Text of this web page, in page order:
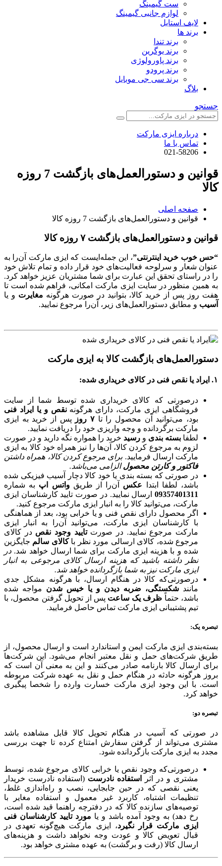
ست گیمینگ
لوازم جانبی گیمینگ
لایف استایل
برند ها
برند تندا
برند یوگرین
برند پاورولوژی
برند پرودو
برند سی جی موبایل
بلاگ
جستجو
درباره ایزی مارکت
تماس با ما
021-58206
قوانین و دستورالعمل‌های بازگشت 7 روزه
کالا
صفحه اصلی
قوانین و دستورالعمل‌های بازگشت 7 روزه کالا
قوانین و دستورالعمل‌های بازگشت ۷ روزه کالا
“حس خوب خرید اینترنتی”، این جمله‌ایست که ایزی مارکت آن‌را به
عنوان شعار و سرلوحه فعالیت‌های خود قرار داده‌ و تمام تلاش خود
را در راستای تحقق این عبارت برای شما مشتریان عزیز خواهد کرد.
به همین منظور در سایت ایزی مارکت امکانی، فراهم شده است تا
هفت روز پس از خرید کالا، بتوانید در صورت هرگونه مغایرت و یا
آسیب و مطابق دستورالعمل‌های زیر، آن‌را مرجوع نمایید.
دستورالعمل‌های بازگشت کالا به ایزی مارکت
۱. ایراد یا نقص فنی در کالای خریداری شده:
درصورتی که کالای خریداری شده توسط شما از سایت
فروشگاهی ایزی مارکت، دارای هرگونه نقص و یا ایراد فنی
بود، می‌توانید آن محصول را تا ۷ روز
پس از خرید به ایزی
مارکت برگردانده و وجه واریزی خود را دریافت نمایید.
لطفا بسته بندی و رسید خرید را همواره نگه دارید و در صورت
لزوم به مرجوع کردن کالا، آن‌ها را نیز همراه خود کالا به ایزی
مارکت ارسال فرمایید.برای مرجوع کردن کالا، همراه داشتن
فاکتور و کارتن محصولالزامی می‌باشد.
در صورتی که بسته بندی یا خود کالا دچار آسیب فیزیکی شده
باشد، لطفا ابتدا عکس آن‌را از طریقواتس اپ به شماره
09357401311 ارسال نمایید. در صورت تایید کارشناسان ایزی
مارکت، می‌توانید کالا را به انبار ایزی مارکت مرجوع کنید.
اگر محصول دارای نقص فنی و یا خرابی بود، بعد از هماهنگی
با کارشناسان ایزی مارکت، می‌توانید آن‌را به انبار ایزی
مارکت مرجوع نمایید. در صورتتایید وجود نقص در کالای
مرجوع شده، کالای ارسالی مورد نظر باکالای سالم جایگزین
شده و با هزینه ایزی مارکت برای شما ارسال خواهد شد. در
نظر داشته باشید که هزینه ارسال کالای مرجوعی به انبار
ایزی مارکت نیز به شما بازگردانده خواهد شد.
درصورتی‌که کالا در هنگام ارسال، با هرگونه مشکل جدی
مانند شکستگی، ضربه دیدن و یا خیس شدن مواجه شده
باشد، حتماً ظرف یک ساعت پس از تحویل گرفتن محصول، با
تیم پشتیبانی ایزی مارکت تماس حاصل فرمایید.
تبصره یک:
بسته‌بندی ایزی مارکت ایمن و استاندارد است و ارسال محصول، از
طریق شرکت‌های حمل و نقل معتبر انجام می‌شود. این شرکت‌ها
برای ارسال کالا بارنامه صادر می‌کنند و این به معنی آن است که
بروز هرگونه حادثه در هنگام حمل و نقل به عهده شرکت مربوطه
است. با این وجود ایزی مارکت خسارت وارده را شخصا پیگیری
خواهد کرد.
تبصره دو:
در صورتی که آسیب در هنگام تحویل کالا قابل مشاهده باشد
مشتری می‌تواند از گرفتن سفارش امتناع کرده تا جهت بررسی
مجدد به ایزی مارکت بازگردانده شود.
درصورتی‌که وجود نقص یا خرابی کالای مرجوع شده، توسط
مشتری و در اثر
استفاده نادرست (استفاده نادرست خریدار
یعنی نقصی که در حین جابجایی، نصب و راه‌اندازی غلط،
تنظیمات اشتباه، کاربرد غیر معمول و استفاده مغایر با
توصیه‌های سازنده کالا که در دفترچه راهنما قید شده است،
رخ دهد) به وجود آمده باشد و یا مورد تایید کارشناسان فنی
ایزی مارکت قرار نگیرد، ایزی مارکت هیچ‌گونه تعهدی در
قبال تعویض کالا و عودت وجه نخواهد داشت و هزینه‌های
ارسال کالا (رفت و برگشت) به عهده مشتری خواهد بود.